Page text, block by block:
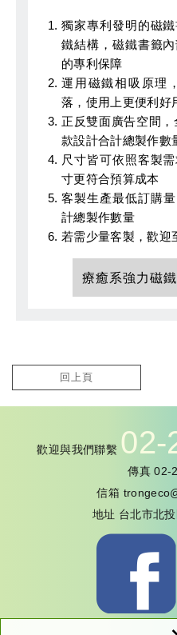
獨家專利發明的磁
鐵結構，磁鐵書籤
的專利保障
運用磁鐵相吸原理
落，使用上更便利好
正反雙面廣告空間
款設計合計總製作數
尺寸皆可依照客製
寸更符合預算成本
客製生產最低訂購
計總製作數量
若需少量客製，歡迎
療癒系強力磁
回上頁
歡迎與我們聯繫 02-
傳真02-
信箱
地址 台北市北